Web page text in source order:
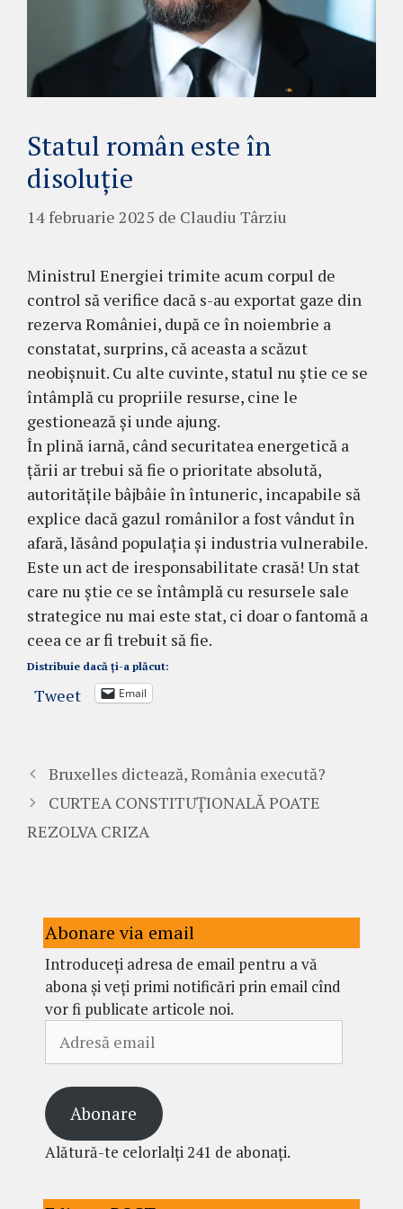
Statul român este în
disoluție
14 februarie 2025 de Claudiu Târziu
Ministrul Energiei trimite acum corpul de
control să verifice dacă s-au exportat gaze din
rezerva României, după ce în noiembrie a
constatat, surprins, că aceasta a scăzut
neobișnuit. Cu alte cuvinte, statul nu știe ce se
întâmplă cu propriile resurse, cine le
gestionează și unde ajung.
În plină iarnă, când securitatea energetică a
țării ar trebui să fie o prioritate absolută,
autoritățile bâjbâie în întuneric, incapabile să
explice dacă gazul românilor a fost vândut în
afară, lăsând populația și industria vulnerabile.
Este un act de iresponsabilitate crasă! Un stat
care nu știe ce se întâmplă cu resursele sale
strategice nu mai este stat, ci doar o fantomă a
ceea ce ar fi trebuit să fie.
Distribuie dacă ți-a plăcut:
Tweet Email
Bruxelles dictează, România execută?
CURTEA CONSTITUȚIONALĂ POATE
REZOLVA CRIZA
Abonare via email
Introduceți adresa de email pentru a vă
abona și veți primi notificări prin email cînd
vor fi publicate articole noi.
email
Abonare
Alătură-te celorlalți 241 de abonați.